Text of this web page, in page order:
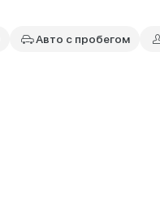
Авто с пробегом